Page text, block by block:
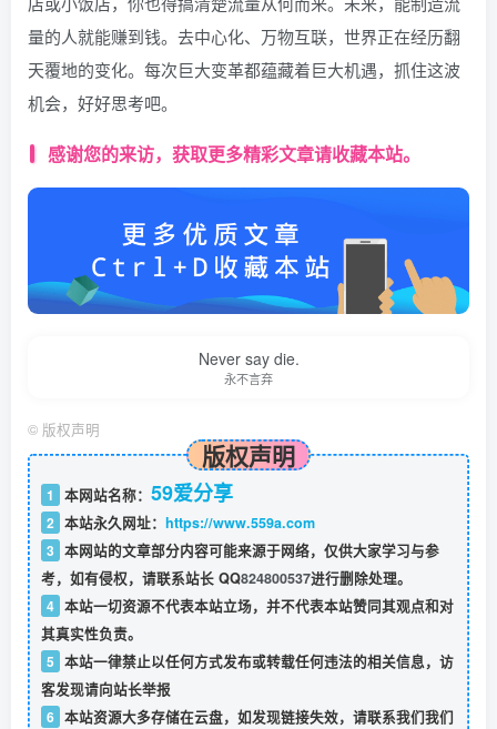
量的人就能赚到钱。去中心化、万物互联，世界正在经历翻
天覆地的变化。每次巨大变革都蕴藏着巨大机遇，抓住这波
机会，好好思考吧。
感谢您的来访，获取更多精彩文章请收藏本站。
Never say die.
永不言弃
© 版权声明
版权声明
1 本网站名称： 59爱分享
2 本站永久网址： https://www.559a.com
3 本网站的文章部分内容可能来源于网络，仅供大家学习与参
考，如有侵权，请联系站长 QQ824800537进行删除处理。
4 本站一切资源不代表本站立场，并不代表本站赞同其观点和对
其真实性负责。
5 本站一律禁止以任何方式发布或转载任何违法的相关信息，访
客发现请向站长举报
6 本站资源大多存储在云盘，如发现链接失效，请联系我们我们